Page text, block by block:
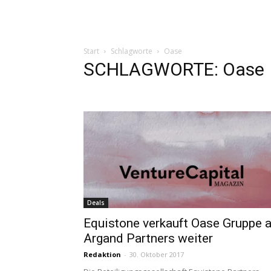
Start Schlagworte Oase
SCHLAGWORTE: Oase
Deals
Equistone verkauft Oase Gruppe
Argand Partners weiter
Redaktion - 30. Oktober 2017